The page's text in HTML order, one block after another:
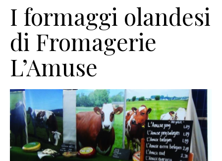
I formaggi olandesi
di Fromagerie
L’Amuse